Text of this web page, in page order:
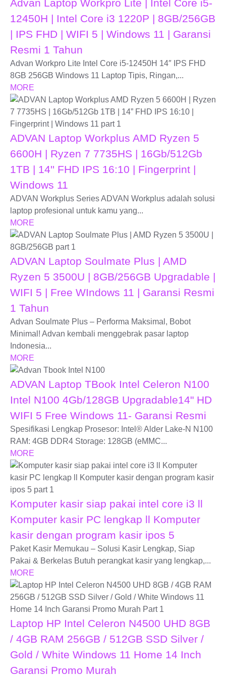
Advan Laptop Workpro Lite | Intel Core i5-
12450H | Intel Core i3 1220P | 8GB/256GB
| IPS FHD | WIFI 5 | Windows 11 | Garansi
Resmi 1 Tahun
Advan Workpro Lite Intel Core i5-12450H 14″ IPS FHD
8GB 256GB Windows 11 Laptop Tipis, Ringan,...
MORE
ADVAN Laptop Workplus AMD Ryzen 5
6600H | Ryzen 7 7735HS | 16Gb/512Gb
1TB | 14'' FHD IPS 16:10 | Fingerprint |
Windows 11
ADVAN Workplus Series ADVAN Workplus adalah solusi
laptop profesional untuk kamu yang...
MORE
ADVAN Laptop Soulmate Plus | AMD
Ryzen 5 3500U | 8GB/256GB Upgradable |
WIFI 5 | Free WIndows 11 | Garansi Resmi
1 Tahun
Advan Soulmate Plus – Performa Maksimal, Bobot
Minimal! Advan kembali menggebrak pasar laptop
Indonesia...
MORE
ADVAN Laptop TBook Intel Celeron N100
Intel N100 4Gb/128GB Upgradable14" HD
WIFI 5 Free Windows 11- Garansi Resmi
Spesifikasi Lengkap Prosesor: Intel® Alder Lake-N N100
RAM: 4GB DDR4 Storage: 128GB (eMMC...
MORE
Komputer kasir siap pakai intel core i3 ll
Komputer kasir PC lengkap ll Komputer
kasir dengan program kasir ipos 5
Paket Kasir Memukau – Solusi Kasir Lengkap, Siap
Pakai & Berkelas Butuh perangkat kasir yang lengkap,...
MORE
Laptop HP Intel Celeron N4500 UHD 8GB
/ 4GB RAM 256GB / 512GB SSD Silver /
Gold / White Windows 11 Home 14 Inch
Garansi Promo Murah